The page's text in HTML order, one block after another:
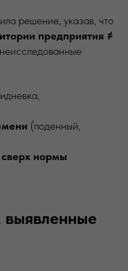
решение, указав, что
предприятия ≠
(поденный,
нормы